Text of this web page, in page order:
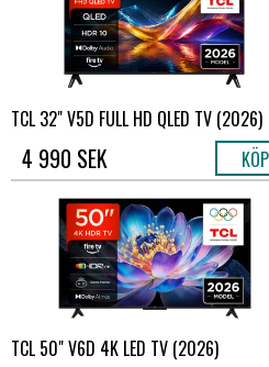
TCL 32" V5D FULL HD QLED TV (2026)
4 990 SEK KÖP
TCL 50" V6D 4K LED TV (2026)